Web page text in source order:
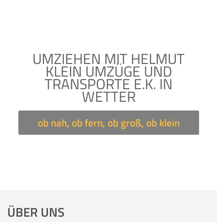
UMZIEHEN MIT HELMUT
KLEIN UMZÜGE UND
TRANSPORTE E.K. IN
WETTER
ob nah, ob fern, ob groß, ob klein
ÜBER UNS